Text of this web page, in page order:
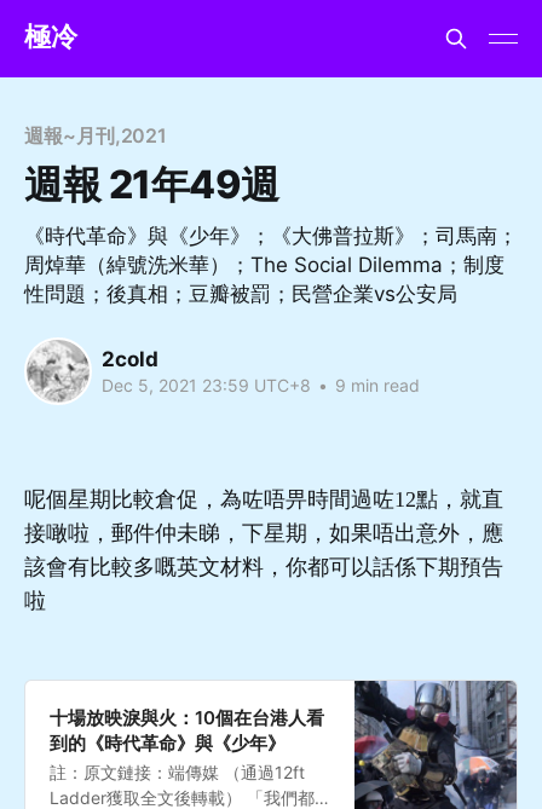
極冷
週報~月刊 ,2021
週報 21年49週
《時代革命》與《少年》；《大佛普拉斯》；司馬南；
周焯華（綽號洗米華）；The Social Dilemma；制度
性問題；後真相；豆瓣被罰；民營企業vs公安局
2cold
Dec 5, 2021 23:59 UTC+8 • 9 min read
呢個星期比較倉促，為咗唔畀時間過咗12點，就直
接噉啦，郵件仲未睇，下星期，如果唔出意外，應
該會有比較多嘅英文材料，你都可以話係下期預告
啦
十場放映淚與火：10個在台港人看
到的《時代革命》與《少年》
註：原文鏈接：端傳媒 （通過12ft
Ladder獲取全文後轉載） 「我們都